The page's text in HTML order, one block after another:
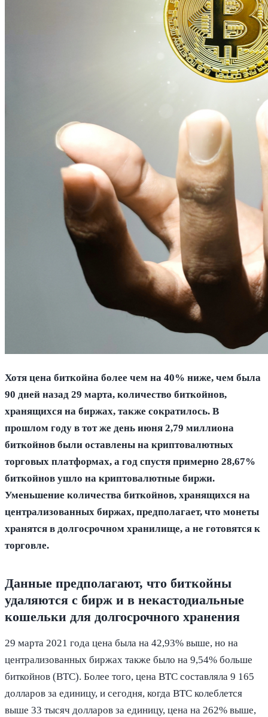
Хотя цена биткойна более чем на 40% ниже, чем была
90 дней назад 29 марта, количество биткойнов,
хранящихся на биржах, также сократилось. В
прошлом году в тот же день июня 2,79 миллиона
биткойнов были оставлены на криптовалютных
торговых платформах, а год спустя примерно 28,67%
биткойнов ушло на криптовалютные биржи.
Уменьшение количества биткойнов, хранящихся на
централизованных биржах, предполагает, что монеты
хранятся в долгосрочном хранилище, а не готовятся к
торговле.
Данные предполагают, что биткойны
удаляются с бирж и в некастодиальные
кошельки для долгосрочного хранения
29 марта 2021 года цена была на 42,93% выше, но на
централизованных биржах также было на 9,54% больше
биткойнов (BTC). Более того, цена BTC составляла 9 165
долларов за единицу, и сегодня, когда BTC колеблется
выше 33 тысяч долларов за единицу, цена на 262% выше,